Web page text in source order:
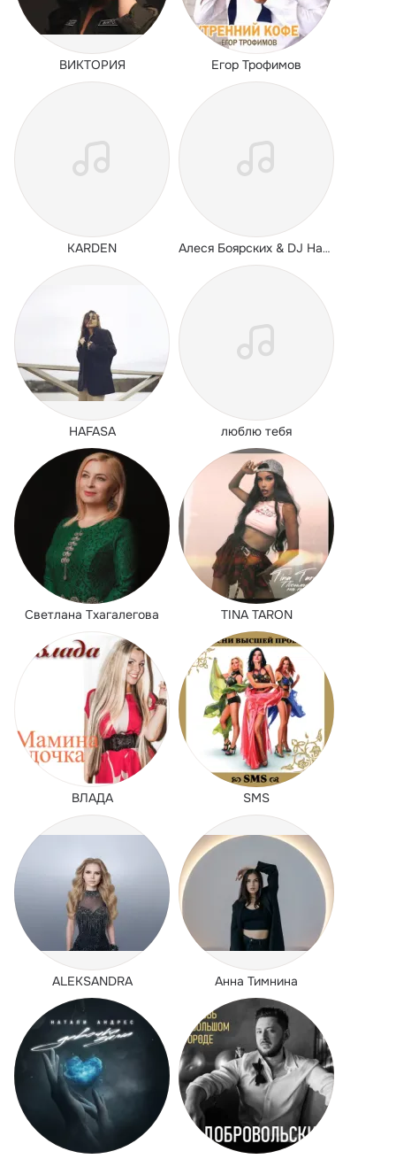
ВИКТОРИЯ Егор Трофимов
KARDEN Алеся Боярских & DJ HaLL
HAFASA люблю тебя
Светлана Тхагалегова TINA TARON
ВЛАДА SMS
ALEKSANDRA Анна Тимнина